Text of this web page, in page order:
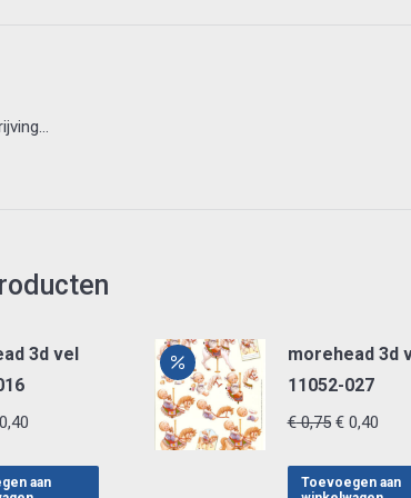
3d vel
0,40
is:
aan
morehead 3d
11052-027
€0,75
was:
€0,40
is:
Toevoegen aan